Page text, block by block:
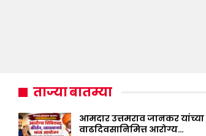
ताज्या बातम्या
आमदार उत्तमराव जानकर यांच्या
वाढदिवसानिमित्त आरोग्य…